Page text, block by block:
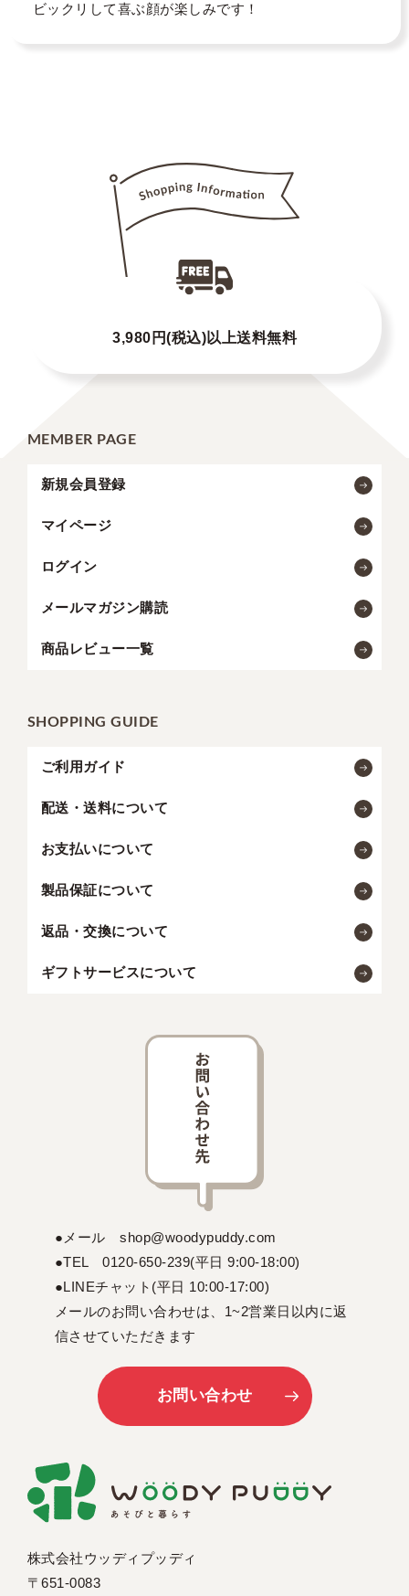
ビックリして喜ぶ顔が楽しみです！
3,980円(税込)以上送料無料
MEMBER PAGE
新規会員登録
マイページ
ログイン
メールマガジン購読
商品レビュー一覧
SHOPPING GUIDE
ご利用ガイド
配送・送料について
お支払いについて
製品保証について
返品・交換について
ギフトサービスについて
株式会社ウッディプッディ
〒651-0083
●メール shop@woodypuddy.com
●TEL 0120-650-239(平日 9:00-18:00)
●LINEチャット(平日 10:00-17:00)
メールのお問い合わせは、1~2営業日以内に返
信させていただきます
お問い合わせ